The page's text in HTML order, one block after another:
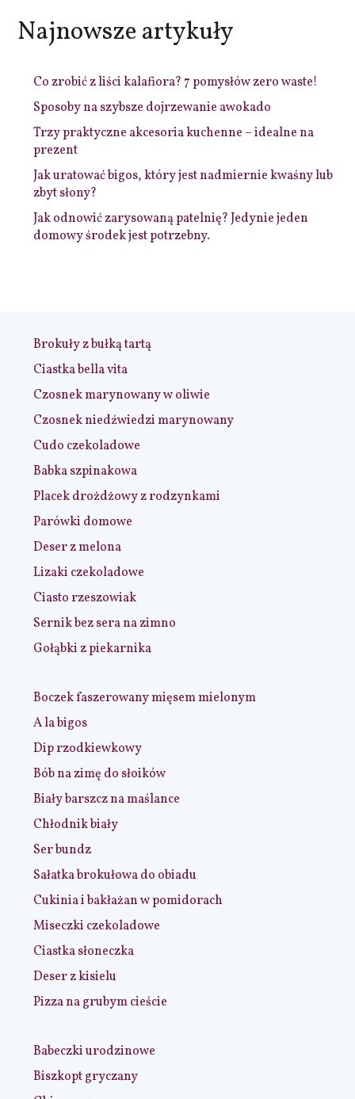
Najnowsze artykuły
Co zrobić z liści kalafiora? 7 pomysłów zero waste!
Sposoby na szybsze dojrzewanie awokado
Trzy praktyczne akcesoria kuchenne – idealne na
prezent
Jak uratować bigos, który jest nadmiernie kwaśny lub
zbyt słony?
Jak odnowić zarysowaną patelnię? Jedynie jeden
domowy środek jest potrzebny.
Brokuły z bułką tartą
Ciastka bella vita
Czosnek marynowany w oliwie
Czosnek niedźwiedzi marynowany
Cudo czekoladowe
Babka szpinakowa
Placek drożdżowy z rodzynkami
Parówki domowe
Deser z melona
Lizaki czekoladowe
Ciasto rzeszowiak
Sernik bez sera na zimno
Gołąbki z piekarnika
Boczek faszerowany mięsem mielonym
A la bigos
Dip rzodkiewkowy
Bób na zimę do słoików
Biały barszcz na maślance
Chłodnik biały
Ser bundz
Sałatka brokułowa do obiadu
Cukinia i bakłażan w pomidorach
Miseczki czekoladowe
Ciastka słoneczka
Deser z kisielu
Pizza na grubym cieście
Babeczki urodzinowe
Biszkopt gryczany